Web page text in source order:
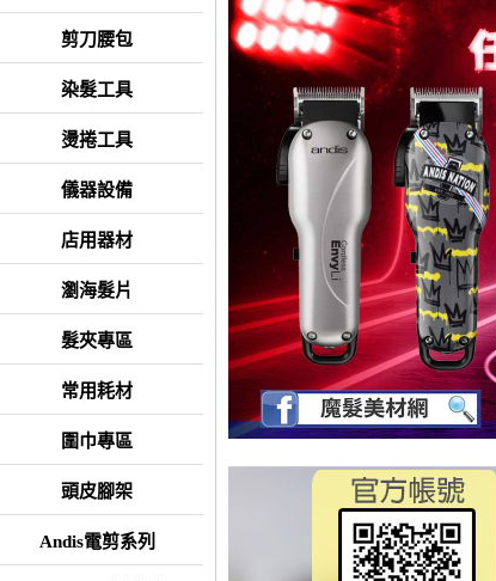
剪刀腰包
染髮工具
燙捲工具
儀器設備
店用器材
瀏海髮片
髮夾專區
常用耗材
圍巾專區
頭皮腳架
Andis電剪系列